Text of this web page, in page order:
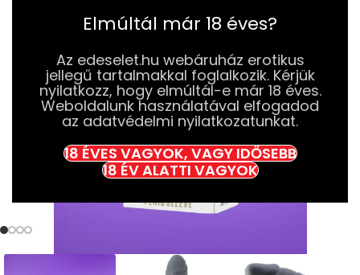
Elmúltál már 18 éves?
Az edeselet.hu webáruház erotikus
jellegű tartalmakkal foglalkozik. Kérjük
nyilatkozz, hogy elmúltál-e már 18 éves.
Weboldalunk használatával elfogadod
az adatvédelmi nyilatkozatunkat.
18 ÉVES VAGYOK, VAGY IDŐSEBB
18 ÉV ALATTI VAGYOK